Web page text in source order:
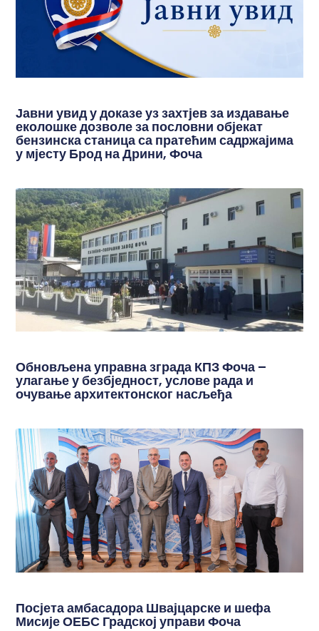
Јавни увид у доказе уз захтјев за издавање
еколошке дозволе за пословни објекат
бензинска станица са пратећим садржајима
у мјесту Брод на Дрини, Фоча
Обновљена управна зграда КПЗ Фоча –
улагање у безбједност, услове рада и
очување архитектонског насљеђа
Посјета амбасадора Швајцарске и шефа
Мисије ОЕБС Градској управи Фоча